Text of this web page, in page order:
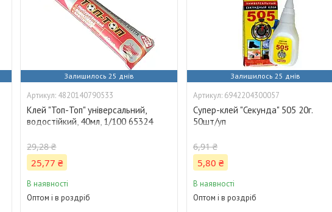
Залишилось 25 днів
4820140790533
Клей "Топ-Топ" універсальний,
водостійкий, 40мл, 1/100 65324
29,28 ₴
25,77 ₴
В наявності
Оптом і в роздріб
Залишилось 25 днів
6942204300057
Супер-клей "Секунда" 505 20г.
50шт/уп
6,91 ₴
5,80 ₴
В наявності
Оптом і в роздріб